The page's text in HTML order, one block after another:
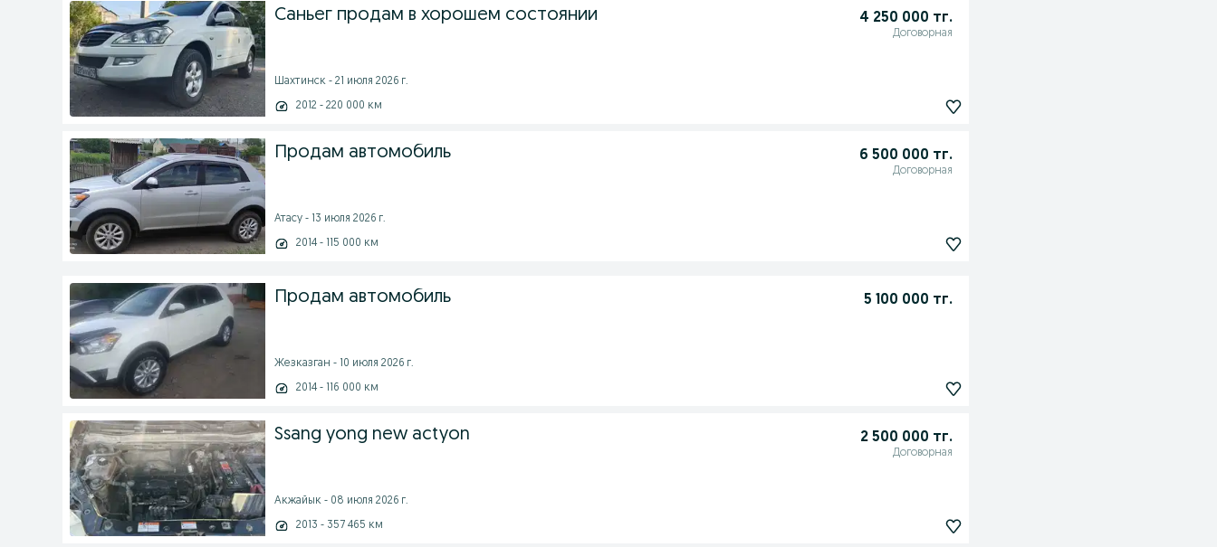
Саньег продам в хорошем состоянии 4 250 000 тг.
Договорная
Шахтинск - 21 июля 2026 г.
2012 - 220 000 км
Продам автомобиль 6 500 000 тг.
Договорная
Атасу - 13 июля 2026 г.
2014 - 115 000 км
Продам автомобиль 5 100 000 тг.
Жезказган - 10 июля 2026 г.
2014 - 116 000 км
Ssang yong new actyon 2 500 000 тг.
Договорная
Акжайык - 08 июля 2026 г.
2013 - 357 465 км